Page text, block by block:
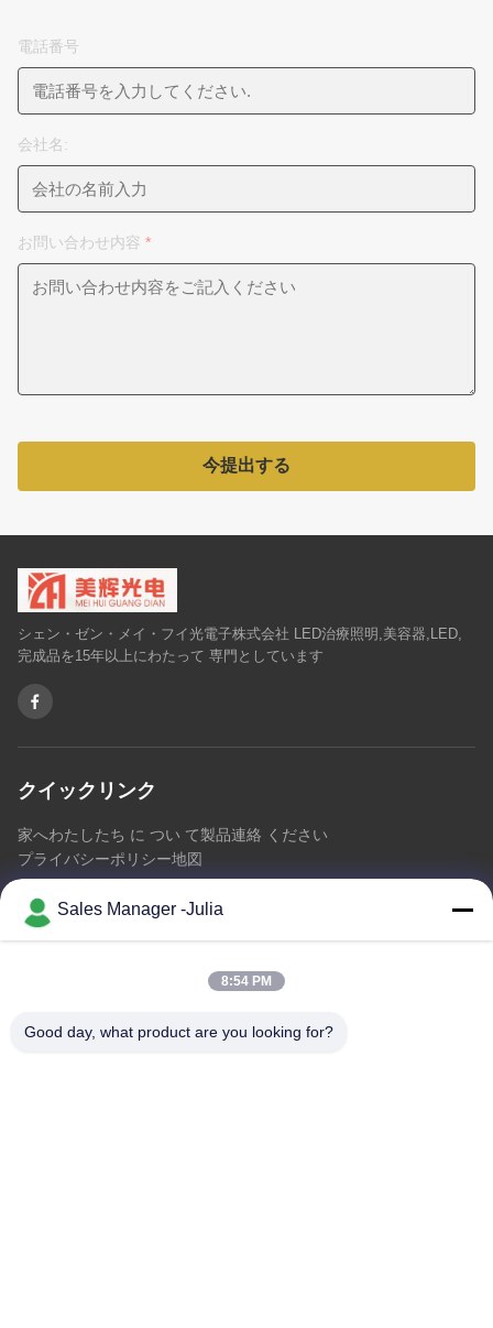
電話番号
会社名:
お問い合わせ内容 *
今提出する
シェン・ゼン・メイ・フイ光電子株式会社 LED治療照明,美容器,LED,
完成品を15年以上にわたって 専門としています
クイックリンク
家へわたしたち に つい て製品連絡 ください
プライバシーポリシー地図
連絡 ください
アドレス:: 床8/9の範囲、No2 Dezhengの道、ShiLongZaiのコ
るA2 ZhongTai情報工業団地
Sales Manager -Julia
8:54 PM
Good day, what product are you looking for?